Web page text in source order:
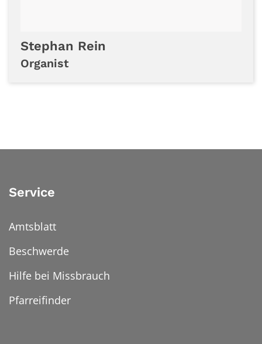
Stephan Rein
Organist
Service
Amtsblatt
Beschwerde
Hilfe bei Missbrauch
Pfarreifinder